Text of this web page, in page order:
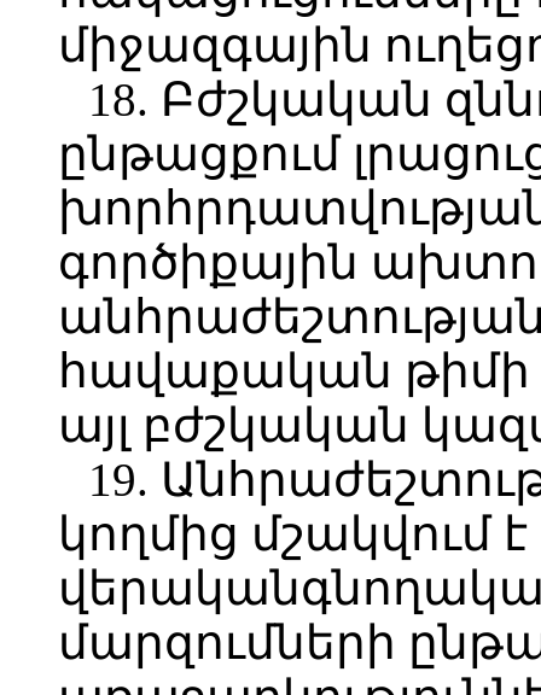
միջազգային
18. Բժշկական
ընթացքում
գործիքային
հավաքական թիմի
այլ բժշկական
19.
կողմից մշակվում
մարզումների